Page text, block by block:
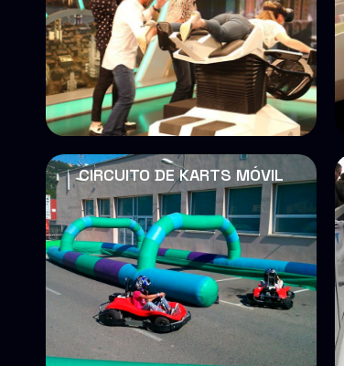
CIRCUITO DE KARTS MÓVIL